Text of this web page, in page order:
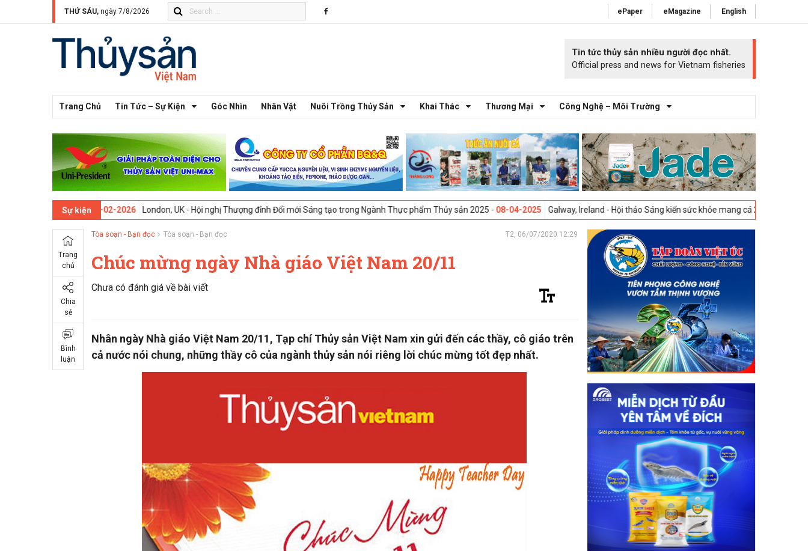
THỨ SÁU, ngày 7/8/2026 ePaper eMagazine English
Tin tức thủy sản nhiều người đọc nhất.
Official press and news for Vietnam fisheries
Trang Chủ Tin Tức – Sự Kiện Góc Nhìn Nhân Vật Nuôi Trồng Thủy Sản Khai Thác Thương Mại Công Nghệ – Môi Trường
Sự kiện
09-02-2026 London, UK - Hội nghị Thượng đỉnh Đổi mới Sáng tạo trong Ngành Thực phẩm Thủy sản 2025 -08-04-2025 Galway, Ireland - Hội thảo Sáng kiến sức khỏe mang cá 2025 -23-04-2025
Trang
chủ
Chia
sẻ
Bình
luận
Tòa soạn - Bạn đọc Tòa soạn - Bạn đọc T2, 06/07/2020 12:29
Chúc mừng ngày Nhà giáo Việt Nam 20/11
Chưa có đánh giá về bài viết
Nhân ngày Nhà giáo Việt Nam 20/11, Tạp chí Thủy sản Việt Nam xin gửi đến các thầy, cô giáo trên
cả nước nói chung, những thầy cô của ngành thủy sản nói riêng lời chúc mừng tốt đẹp nhất.